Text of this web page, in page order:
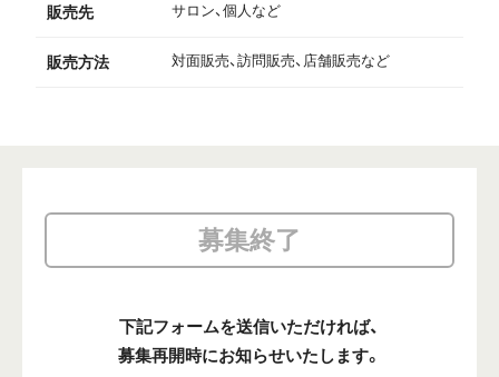
販売先 サロン、個人など
販売方法 対面販売、訪問販売、店舗販売など
募集終了
下記フォームを送信いただければ、
募集再開時にお知らせいたします。